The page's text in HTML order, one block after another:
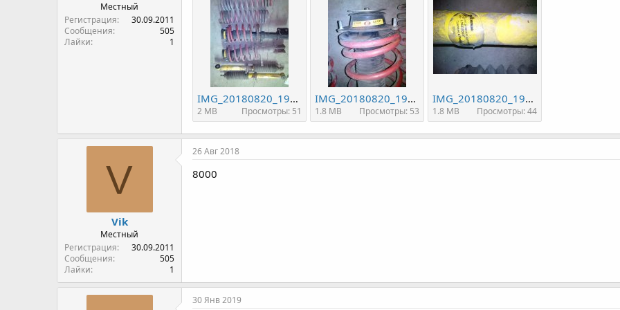
Местный
Регистрация
30.09.2011
Сообщения
505
Лайки
1
IMG_20180820_190555.jpg
2 MB Просмотры: 51
IMG_20180820_190606.jpg
1.8 MB Просмотры: 53
IMG_20180820_190624.jpg
1.8 MB Просмотры: 44
V
Vik
Местный
Регистрация
30.09.2011
Сообщения
505
Лайки
1
26 Авг 2018
8000
30 Янв 2019